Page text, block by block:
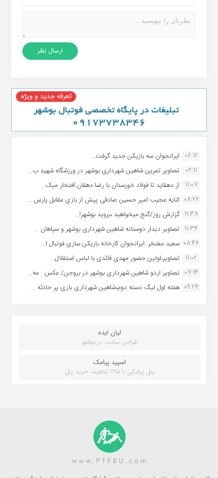
06:16 ایرانجوان سه بازیکن جدید گرفت...
02:11
تصاویر تمرین شاهین شهردارى بوشهر در ورزشگاه شهید ب...
11:07
از دهقاید تا فولاد خوزستان با رضا دهقان:افتخار میک...
08:22 کنایه عجیب امیر حسین صادقی پیش از بازی مقابل پارس ...
11:38 گزارش روز/گنج میخواهید ،بروید بوشهر!...
11:34 تصاویر دیدار دوستانه شاهین شهردارى بوشهر و سپاهان ...
08:46 سعید مفتخر :ایرانجوان کارخانه بازیکن سازی فوتبال ا...
11:02
تصاویر،اولین حضور مهدی قائدی با لباس استقلال...
07:14 تصاویر اردو شاهین شهرداری بوشهر در بروجن/ عکس : مه...
09:24 هفته اول لیگ دسته دوم،شاهین شهرداری بازی پر حادثه ...
لیان ایده
طراحی سایت در بوشهر
اسپید پیامک
پنل پیامکی با ۹۵٪ تخفیف خرید پنل